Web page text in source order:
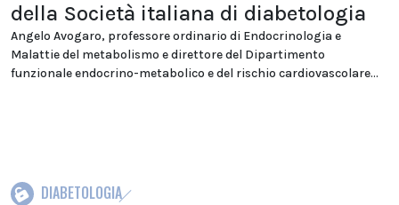
della Società italiana di diabetologia
Angelo Avogaro, professore ordinario di Endocrinologia e
Malattie del metabolismo e direttore del Dipartimento
funzionale endocrino-metabolico e del rischio cardiovascolare...
DIABETOLOGIA